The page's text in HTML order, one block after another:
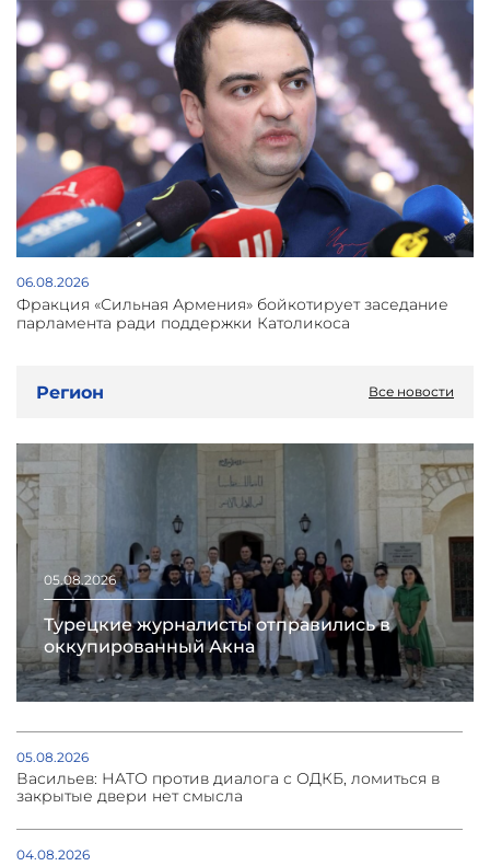
06.08.2026
Фракция «Сильная Армения» бойкотирует заседание
парламента ради поддержки Католикоса
Регион Все новости
05.08.2026
Турецкие журналисты отправились в
оккупированный Акна
05.08.2026
Васильев: НАТО против диалога с ОДКБ, ломиться в
закрытые двери нет смысла
04.08.2026